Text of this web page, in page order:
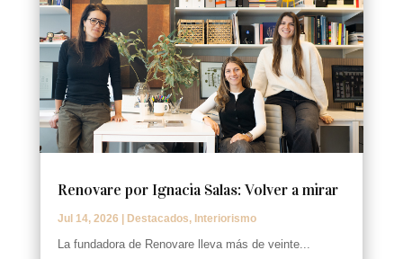
Renovare por Ignacia Salas: Volver a mirar
Jul 14, 2026 | Destacados, Interiorismo
La fundadora de Renovare lleva más de veinte...